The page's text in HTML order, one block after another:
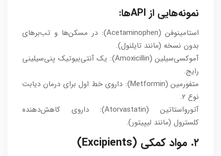
نمونه‌هایی از APIها:
استامینوفن (Acetaminophen): در مسکن‌ها و تب‌برهای
بدون نسخه (مانند تایلنول).
آموکسی‌سیلین (Amoxicillin): یک آنتی‌بیوتیک پنی‌سیلینی
رایج.
متفورمین (Metformin): داروی خط اول برای درمان دیابت
نوع ۲.
آتورواستاتین (Atorvastatin): داروی کاهش‌دهنده
کلسترول (مانند لیپیتور).
۲. مواد کمکی (Excipients)